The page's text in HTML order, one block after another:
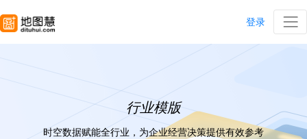
登录
行业模版
时空数据赋能全行业，为企业经营决策提供有效参考